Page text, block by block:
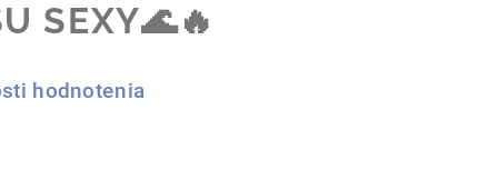
SEXY🌊🔥
hodnotenia